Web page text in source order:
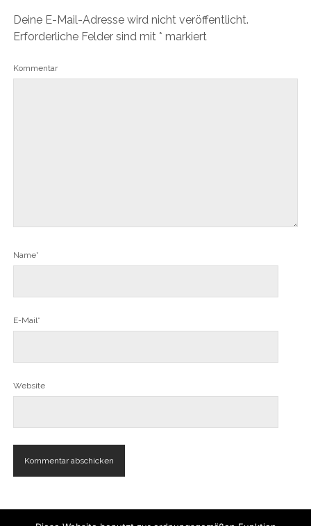
Deine E-Mail-Adresse wird nicht veröffentlicht.
Erforderliche Felder sind mit * markiert
Kommentar
Name*
E-Mail*
Website